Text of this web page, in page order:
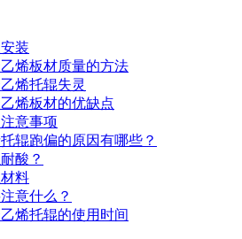
装
烯板材质量的方法
烯托辊失灵
烯板材的优缺点
意事项
辊跑偏的原因有哪些？
酸？
料
意什么？
烯托辊的使用时间